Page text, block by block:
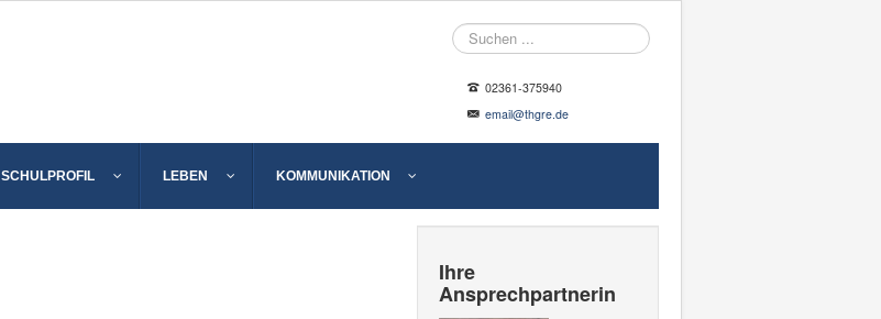
Suche
02361-375940
email@thgre.de
SCHULPROFIL LEBEN KOMMUNIKATION
Ihre
Ansprechpartnerin